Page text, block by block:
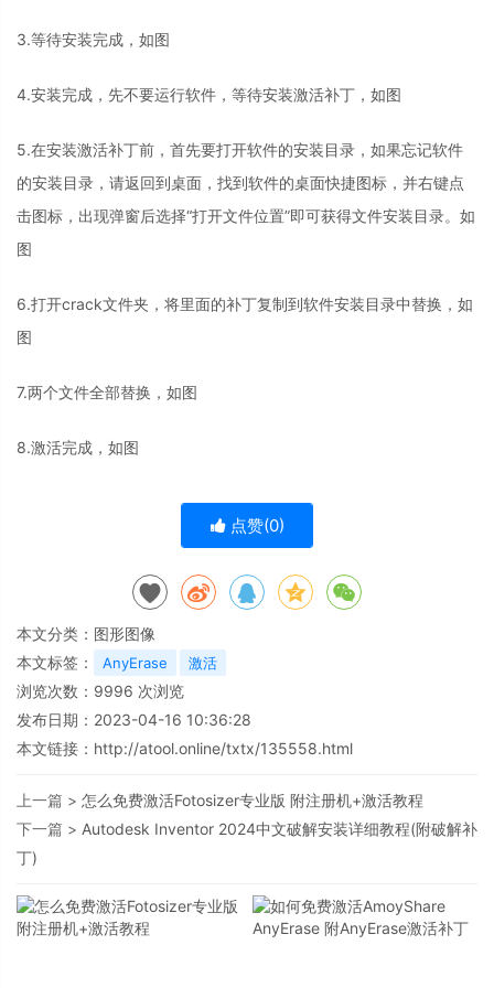
3.等待安装完成，如图
4.安装完成，先不要运行软件，等待安装激活补丁，如图
5.在安装激活补丁前，首先要打开软件的安装目录，如果忘记软件
的安装目录，请返回到桌面，找到软件的桌面快捷图标，并右键点
击图标，出现弹窗后选择“打开文件位置”即可获得文件安装目录。如
图
6.打开crack文件夹，将里面的补丁复制到软件安装目录中替换，如
图
7.两个文件全部替换，如图
8.激活完成，如图
点赞(0)
本文分类： 图形图像
本文标签：
AnyErase 激活
浏览次数： 9996 次浏览
发布日期：2023-04-16 10:36:28
本文链接： http://atool.online/txtx/135558.html
上一篇 > 怎么免费激活Fotosizer专业版 附注册机+激活教程
下一篇 > Autodesk Inventor 2024中文破解安装详细教程(附破解补
丁)